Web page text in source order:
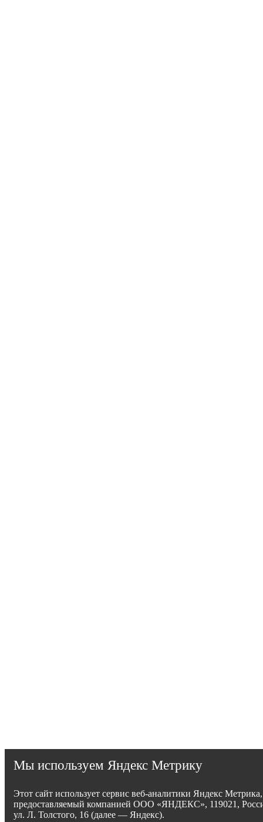
Мы используем Яндекс Метрику
Этот сайт использует сервис веб-аналитики Яндекс Метрика,
предоставляемый компанией ООО «ЯНДЕКС», 119021,
ул. Л. Толстого, 16 (далее — Яндекс).